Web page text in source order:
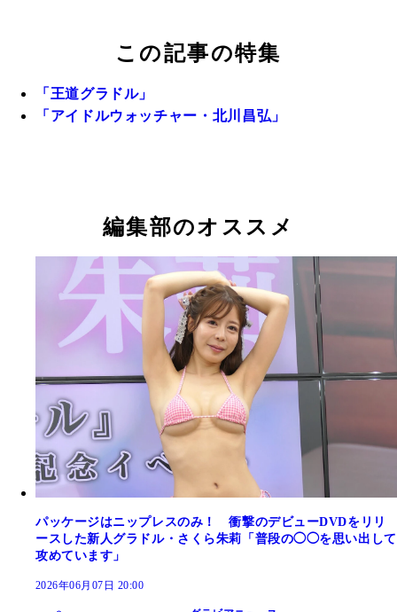
この記事の特集
「王道グラドル」
「アイドルウォッチャー・北川昌弘」
編集部のオススメ
パッケージはニップレスのみ！ 衝撃のデビューDVDをリリ
ースした新人グラドル・さくら朱莉「普段の◯◯を思い出して
攻めています」
2026年06月07日 20:00